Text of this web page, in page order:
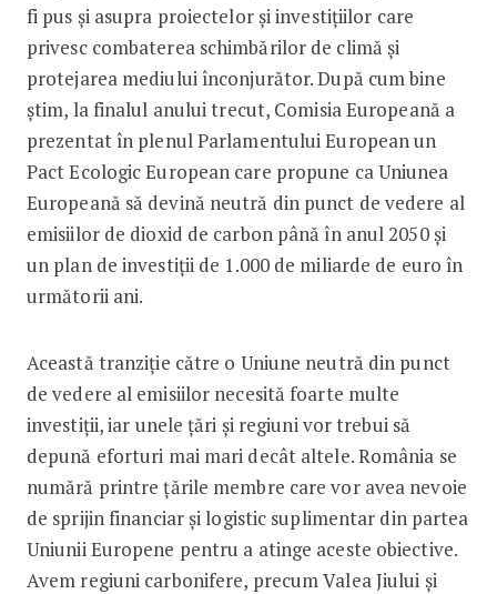
fi pus și asupra proiectelor și investițiilor care
privesc combaterea schimbărilor de climă și
protejarea mediului înconjurător. După cum bine
știm, la finalul anului trecut, Comisia Europeană a
prezentat în plenul Parlamentului European un
Pact Ecologic European care propune ca Uniunea
Europeană să devină neutră din punct de vedere al
emisiilor de dioxid de carbon până în anul 2050 și
un plan de investiții de 1.000 de miliarde de euro în
următorii ani.
Această tranziție către o Uniune neutră din punct
de vedere al emisiilor necesită foarte multe
investiții, iar unele țări și regiuni vor trebui să
depună eforturi mai mari decât altele. România se
numără printre țările membre care vor avea nevoie
de sprijin financiar și logistic suplimentar din partea
Uniunii Europene pentru a atinge aceste obiective.
Avem regiuni carbonifere, precum Valea Jiului și